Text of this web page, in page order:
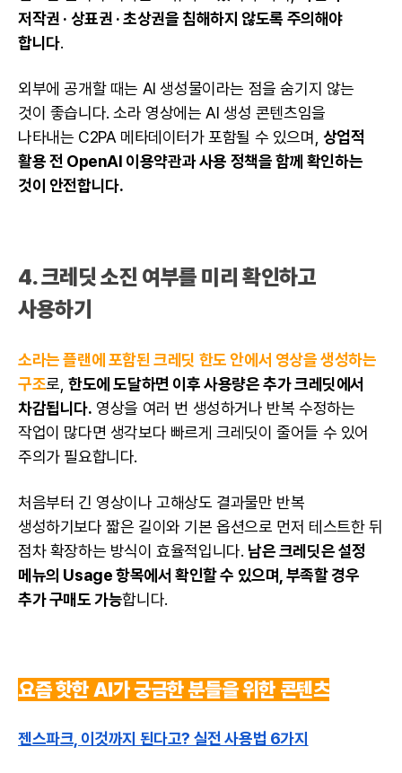
저작권 · 상표권 · 초상권을 침해하지 않도록 주의해야
합니다.
외부에 공개할 때는 AI 생성물이라는 점을 숨기지 않는
것이 좋습니다. 소라 영상에는 AI 생성 콘텐츠임을
나타내는 C2PA 메타데이터가 포함될 수 있으며, 상업적
활용 전 OpenAI 이용약관과 사용 정책을 함께 확인하는
것이 안전합니다.
4. 크레딧 소진 여부를 미리 확인하고
사용하기
소라는 플랜에 포함된 크레딧 한도 안에서 영상을 생성하는
구조로,한도에 도달하면 이후 사용량은 추가 크레딧에서
차감됩니다. 영상을 여러 번 생성하거나 반복 수정하는
작업이 많다면 생각보다 빠르게 크레딧이 줄어들 수 있어
주의가 필요합니다.
처음부터 긴 영상이나 고해상도 결과물만 반복
생성하기보다 짧은 길이와 기본 옵션으로 먼저 테스트한 뒤
점차 확장하는 방식이 효율적입니다. 남은 크레딧은 설정
메뉴의 Usage 항목에서 확인할 수 있으며, 부족할 경우
추가 구매도 가능합니다.
요즘 핫한 AI가 궁금한 분들을 위한 콘텐츠
젠스파크, 이것까지 된다고? 실전 사용법 6가지